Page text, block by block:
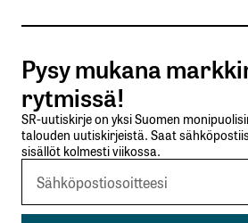
kentät on merkitty*
Kommentti*
Nimesi tai nimimerkkisi
Pysy mukana
rytmissä!
SR-uutiskirje on yksi Suomen
talouden uutiskirjeistä. Saat
sisällöt kolmesti viikossa.